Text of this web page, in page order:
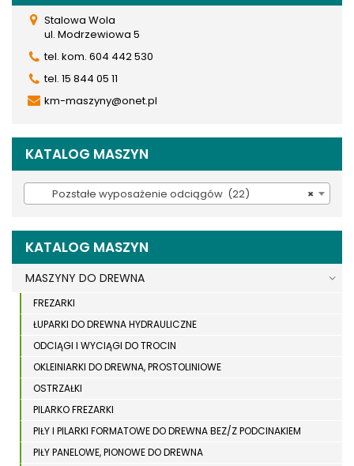
Stalowa Wola
ul. Modrzewiowa 5
tel. kom. 604 442 530
tel. 15 844 05 11
km-maszyny@onet.pl
KATALOG MASZYN
×
Pozstałe wyposażenie odciągów (22)
KATALOG MASZYN
MASZYNY DO DREWNA
FREZARKI
ŁUPARKI DO DREWNA HYDRAULICZNE
ODCIĄGI I WYCIĄGI DO TROCIN
OKLEINIARKI DO DREWNA, PROSTOLINIOWE
OSTRZAŁKI
PILARKO FREZARKI
PIŁY I PILARKI FORMATOWE DO DREWNA BEZ/Z PODCINAKIEM
PIŁY PANELOWE, PIONOWE DO DREWNA